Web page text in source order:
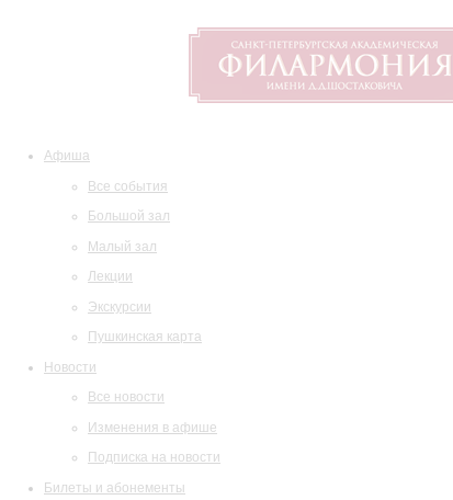
Афиша
Все события
Большой зал
Малый зал
Лекции
Экскурсии
Пушкинская карта
Новости
Все новости
Изменения в афише
Подписка на новости
Билеты и абонементы